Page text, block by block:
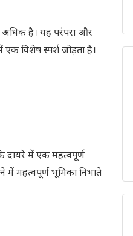
अधिक है। यह परंपरा और
एक विशेष स्पर्श जोड़ता है।
दायरे में एक महत्वपूर्ण
महत्वपूर्ण भूमिका निभाते